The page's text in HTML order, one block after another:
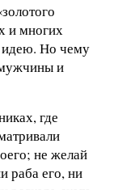
и многих
идею. Но чему
и
где
не желай
раба его, ни